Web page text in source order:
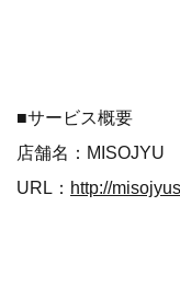
■サービス概要
店舗名：MISOJYU
URL： http://